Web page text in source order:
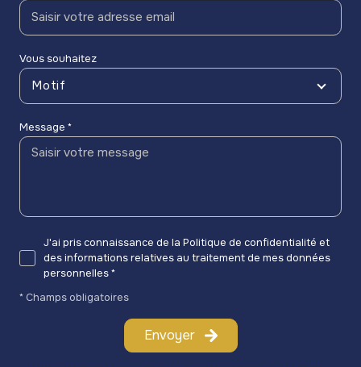
Vous souhaitez
Motif
Message *
J'ai pris connaissance de la Politique de confidentialité et
des informations relatives au traitement de mes données
personnelles *
* Champs obligatoires
Envoyer